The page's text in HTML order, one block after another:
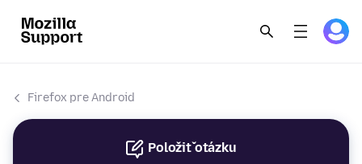
Firefox pre Android
Položiť otázku